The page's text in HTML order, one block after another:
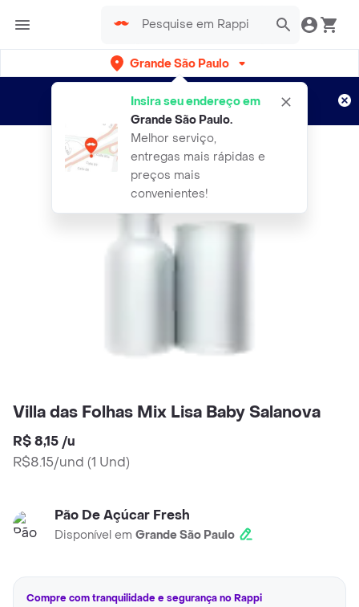
Grande São Paulo
Insira seu endereço em
Grande São Paulo.
Melhor serviço,
entregas mais rápidas e
preços mais
convenientes!
Entregas grátis por 15 dias!
Aplicam T&C
Villa das Folhas Mix Lisa Baby Salanova
R$ 8,15 /u
R$8.15/und (1 Und)
Pão De Açúcar Fresh
Disponível em Grande São Paulo
Compre com tranquilidade e segurança no Rappi